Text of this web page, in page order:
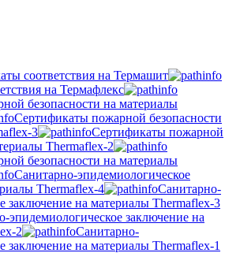
соответствия на Термашит
на Термафлекс
безопасности на материалы
Сертификаты пожарной безопасности
3
Сертификаты пожарной
Thermaflex-2
безопасности на материалы
Санитарно-эпидемиологическое
Thermaflex-4
Санитарно-
заключение на материалы Thermaflex-3
эпидемиологическое заключение на
2
Санитарно-
заключение на материалы Thermaflex-1